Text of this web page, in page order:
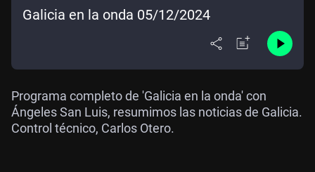
Galicia en la onda 05/12/2024
Programa completo de 'Galicia en la onda' con
Ángeles San Luis, resumimos las noticias de Galicia.
Control técnico, Carlos Otero.